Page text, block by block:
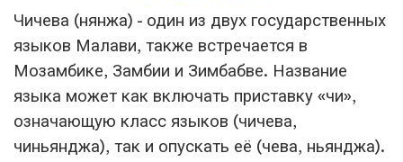
Чичева (нянжа) - один из двух государственных
языков Малави, также встречается в
Мозамбике, Замбии и Зимбабве. Название
языка может как включать приставку «чи»,
означающую класс языков (чичева,
чиньянджа), так и опускать её (чева, ньянджа).